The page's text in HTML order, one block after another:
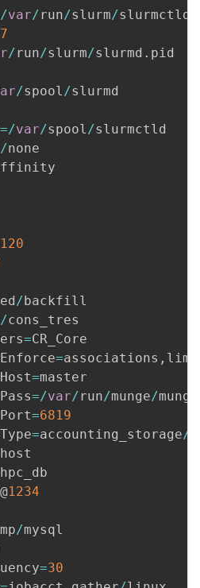
/var/run/slurm/slurmctld
/run/slurm/slurmd . pid
/spool /slurmd
=/var/spool /slurmctld
/none
120
/backfill
/cons_tres
=CR_Core
=associations ,
=master
=/var/run/munge/munge
=6819
=accounting_storage/
1234
/mysql
=30